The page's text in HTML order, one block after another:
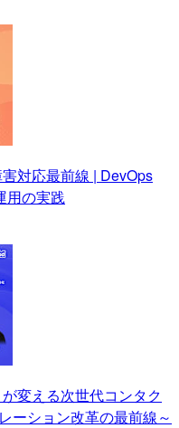
対応最前線 | DevOps
用の実践
変える次世代コンタク
ーション改革の最前線～